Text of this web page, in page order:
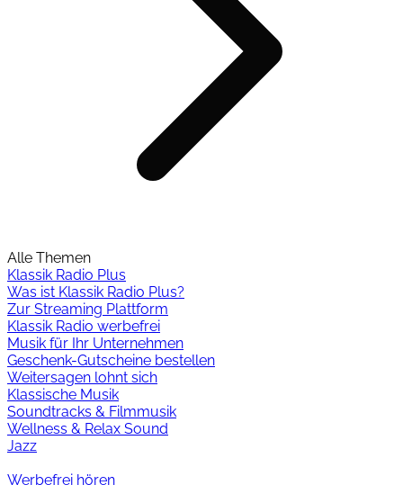
Alle Themen
Klassik Radio Plus
Was ist Klassik Radio Plus?
Zur Streaming Plattform
Klassik Radio werbefrei
Musik für Ihr Unternehmen
Geschenk-Gutscheine bestellen
Weitersagen lohnt sich
Klassische Musik
Soundtracks & Filmmusik
Wellness & Relax Sound
Jazz
Werbefrei hören